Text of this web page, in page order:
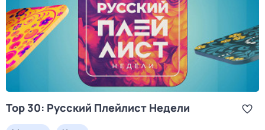
Top 30: Русский Плейлист Недели